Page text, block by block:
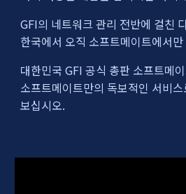
GFI의 네트워크 관리 전반에 걸친
한국에서 오직 소프트메이트에서
대한민국 GFI 공식 총판 소프트메
소프트메이트만의 독보적인 서비
보십시오.